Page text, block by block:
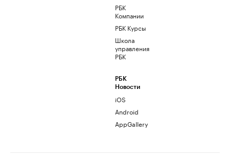
РБК
Компании
РБК Курсы
Школа
управления
РБК
РБК
Новости
iOS
Android
AppGallery